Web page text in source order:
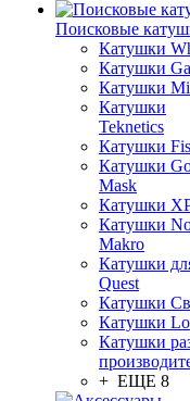
Поисковые
Катушки
Катушки
Катушки
Катушки
Teknetics
Катушки
Катушки
Mask
Катушки
Катушки
Makro
Катушки
Quest
Катушки
Катушки
Катушки
+ ЕЩЕ 8